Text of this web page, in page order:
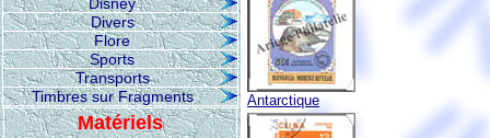
Divers
Flore
Sports
Transports
Timbres sur Fragments
Matériels
Antarctique